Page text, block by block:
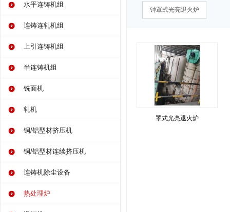
水平连铸机组
连铸连轧机组
上引连铸机组
半连铸机组
铣面机
轧机
铜/铝型材挤压机
铜/铝型材连续挤压机
连铸机除尘设备
热处理炉
钟罩式光亮退火炉
罩式光亮退火炉